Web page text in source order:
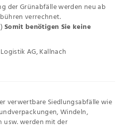
der Grünabfälle werden neu ab
verrechnet.
Somit benötigen Sie keine
AG, Kallnach
verwertbare Siedlungsabfälle wie
Windeln,
usw. werden mit der